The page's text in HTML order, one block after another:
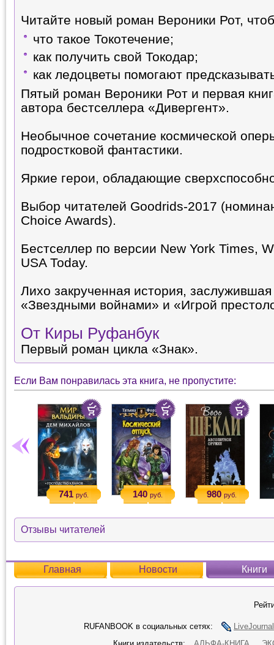
Читайте новый роман Вероники Рот,
что такое Токотечение;
как получить свой Токодар;
как ледоцветы помогают
Пятый роман Вероники Рот и первая
автора бестселлера «Дивергент».
Необычное сочетание космической
подростковой фантастики.
Яркие герои, обладающие
Выбор читателей Goodrids-2017
Choice Awards).
Бестселлер по версии New York Times,
USA Today.
Лихо закрученная история,
«Звездными войнами» и «Игрой
От Киры Руфанбук
Первый роман цикла «Знак».
Если Вам понравилась эта книга, не пропустите:
741 руб. 140 руб. 980 руб.
Отзывы читателей
Главная Новости Книги
RUFANBOOK в социальных сетях:
LiveJournal